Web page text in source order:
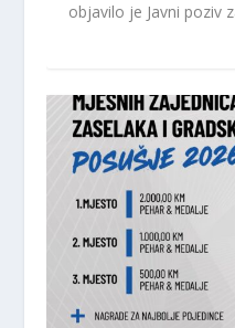
objavilo je Javni poziv